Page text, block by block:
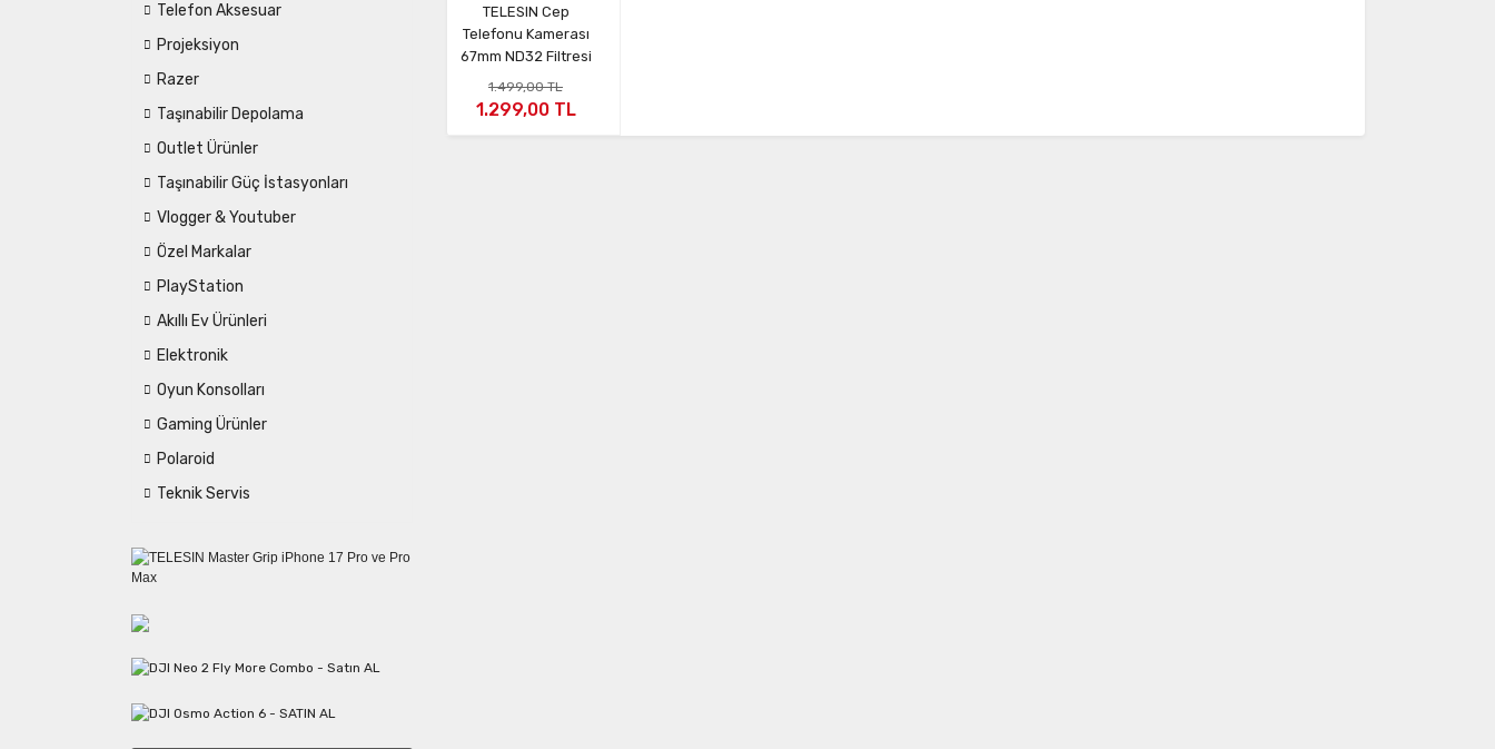
Telefon Aksesuar
Projeksiyon
Razer
Taşınabilir Depolama
Outlet Ürünler
Taşınabilir Güç İstasyonları
Vlogger & Youtuber
Özel Markalar
PlayStation
Akıllı Ev Ürünleri
Elektronik
Oyun Konsolları
Gaming Ürünler
Polaroid
Teknik Servis
TELESIN Cep
Telefonu Kamerası
67mm ND32 Filtresi
1.499,00 TL
1.299,00 TL